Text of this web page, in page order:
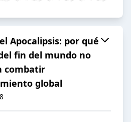
Apocalipsis: por qué
fin del mundo no
combatir
global